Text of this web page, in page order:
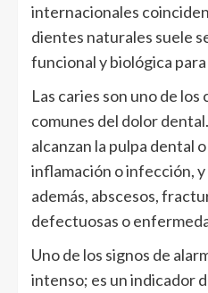
internacionales
dientes naturales suele
funcional y biológica para
Las caries son uno de los
comunes del dolor
alcanzan la pulpa dental
inflamación o infección,
además, abscesos,
defectuosas o
Uno de los signos de
intenso; es un indicador